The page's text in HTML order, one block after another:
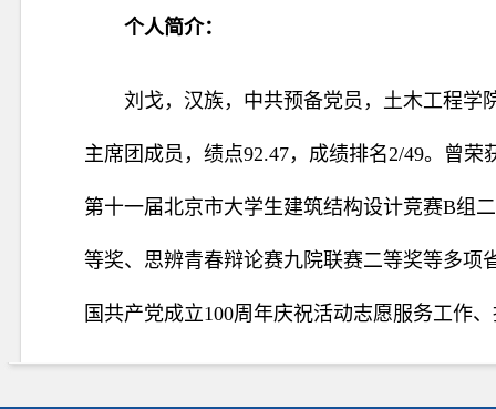
个人简介：
刘戈，汉族，中共预备党员，土木工程学
主席团成员，绩点92.47，成绩排名2/49。曾
第十一届北京市大学生建筑结构设计竞赛B组
等奖、思辨青春辩论赛九院联赛二等奖等多项
国共产党成立100周年庆祝活动志愿服务工作